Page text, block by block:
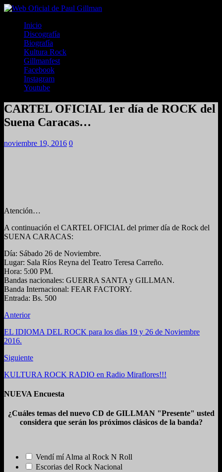
Inicio
Discografía
Biografía
Kultura Rock
Gillmanfest
Facebook
Instagram
Youtube
CARTEL OFICIAL 1er día de ROCK del
Suena Caracas…
noviembre 19, 2016 0
Atención…
A continuación el CARTEL OFICIAL del primer día de Rock del
SUENA CARACAS:
Día: Sábado 26 de Noviembre.
Lugar: Sala Ríos Reyna del Teatro Teresa Carreño.
Hora: 5:00 PM.
Bandas nacionales: GUERRA SANTA y GILLMAN.
Banda Internacional: FEAR FACTORY.
Entrada: Bs. 500
Anterior
EL IDIOMA DEL ROCK para los días 19 y 26 de Noviembre
2016.
Siguiente
KULTURA ROCK RADIO en Radio Miraflores!!!
NUEVA Encuesta
¿Cuáles temas del nuevo CD de GILLMAN "Presente" usted
considera que serán los próximos clásicos de la banda?
Vendí mí Alma al Rock N Roll
Escorias del Rock Nacional